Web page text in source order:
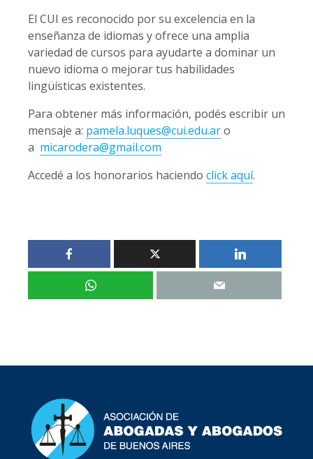
El CUI es reconocido por su excelencia en la
enseñanza de idiomas y ofrece una amplia
variedad de cursos para ayudarte a dominar un
nuevo idioma o mejorar tus habilidades
lingüísticas existentes.
Para obtener más información, podés escribir un
mensaje a: pamela.luques@cui.edu.aro
a micarodera@gmail.com
Accedé a los honorarios haciendo click aquí.